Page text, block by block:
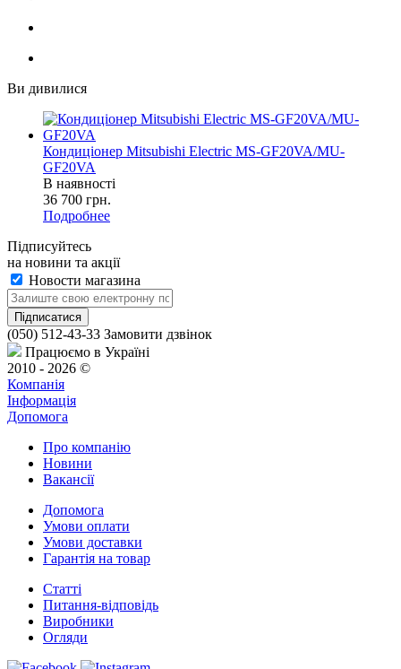
Ви дивилися
Кондиціонер Mitsubishi Electric MS-GF20VA/MU-
GF20VA
В наявності
36 700 грн.
Подробнее
Підписуйтесь
на новини та акції
Новости магазина
(050) 512-43-33 Замовити дзвінок
Працюємо в Україні
2010 - 2026 ©
Компанія
Інформація
Допомога
Про компанію
Новини
Вакансії
Допомога
Умови оплати
Умови доставки
Гарантія на товар
Статті
Питання-відповідь
Виробники
Огляди